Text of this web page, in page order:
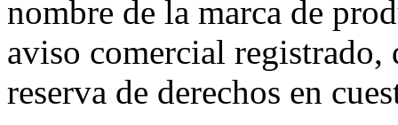
nombre de la marca de
aviso comercial
reserva de derechos en